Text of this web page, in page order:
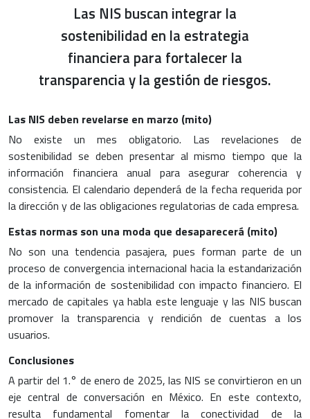
Las NIS buscan integrar la
sostenibilidad en la estrategia
financiera para fortalecer la
transparencia y la gestión de riesgos.
Las NIS deben revelarse en marzo (mito)
No existe un mes obligatorio. Las revelaciones de
sostenibilidad se deben presentar al mismo tiempo que la
información financiera anual para asegurar coherencia y
consistencia. El calendario dependerá de la fecha requerida por
la dirección y de las obligaciones regulatorias de cada empresa.
Estas normas son una moda que desaparecerá (mito)
No son una tendencia pasajera, pues forman parte de un
proceso de convergencia internacional hacia la estandarización
de la información de sostenibilidad con impacto financiero. El
mercado de capitales ya habla este lenguaje y las NIS buscan
promover la transparencia y rendición de cuentas a los
usuarios.
Conclusiones
A partir del 1.° de enero de 2025, las NIS se convirtieron en un
eje central de conversación en México. En este contexto,
resulta fundamental fomentar la conectividad de la